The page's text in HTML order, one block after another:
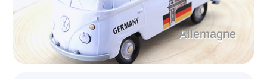
Allemagne